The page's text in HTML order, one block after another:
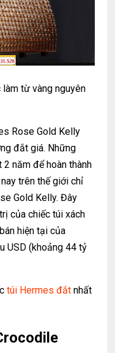
từ vàng nguyên
Rose Gold Kelly
đắt giá. Những
năm để hoàn thành
trên thế giới chỉ
Gold Kelly. Đây
của chiếc túi xách
hiện tại của
USD (khoảng 44 tỷ
túi Hermes đắt nhất